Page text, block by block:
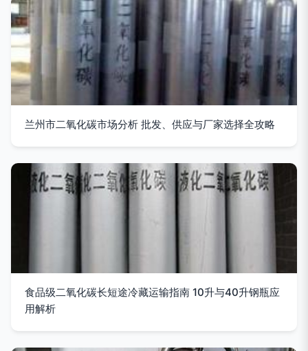
兰州市二氧化碳市场分析 批发、供应与厂家选择全攻略
食品级二氧化碳长短途冷藏运输指南 10升与40升钢瓶应
用解析